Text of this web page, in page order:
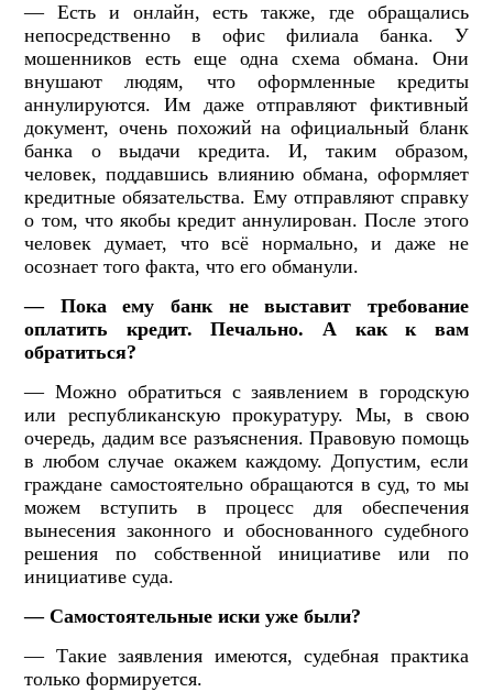
— Есть и онлайн, есть также, где обращались
непосредственно в офис филиала банка. У
мошенников есть еще одна схема обмана. Они
внушают людям, что оформленные кредиты
аннулируются. Им даже отправляют фиктивный
документ, очень похожий на официальный бланк
банка о выдачи кредита. И, таким образом,
человек, поддавшись влиянию обмана, оформляет
кредитные обязательства. Ему отправляют справку
о том, что якобы кредит аннулирован. После этого
человек думает, что всё нормально, и даже не
осознает того факта, что его обманули.
— Пока ему банк не выставит требование
оплатить кредит. Печально. А как к вам
обратиться?
— Можно обратиться с заявлением в городскую
или республиканскую прокуратуру. Мы, в свою
очередь, дадим все разъяснения. Правовую помощь
в любом случае окажем каждому. Допустим, если
граждане самостоятельно обращаются в суд, то мы
можем вступить в процесс для обеспечения
вынесения законного и обоснованного судебного
решения по собственной инициативе или по
инициативе суда.
— Самостоятельные иски уже были?
— Такие заявления имеются, судебная практика
только формируется.